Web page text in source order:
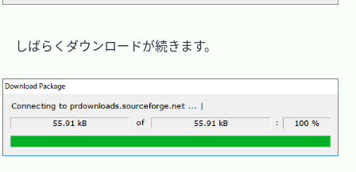
しばらくダウンロードが続きます。